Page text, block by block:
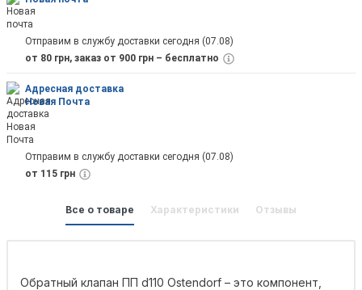
Отправим в службу доставки сегодня (07.08)
от 80 грн, заказ от 900 грн – бесплатно
Адресная доставка
Новая Почта
Отправим в службу доставки сегодня (07.08)
от 115 грн
Все о товаре Характеристики Отзывы
Обратный клапан ПП d110 Ostendorf – это компонент,